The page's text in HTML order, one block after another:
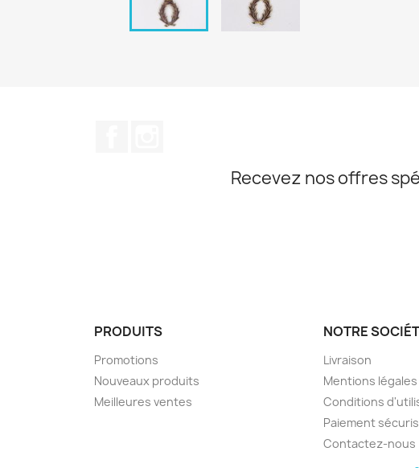
Recevez nos offres
PRODUITS
Promotions
Nouveaux produits
Meilleures ventes
NOTRE
Livraison
Mentions légales
Conditions
Paiement
Contactez-nous